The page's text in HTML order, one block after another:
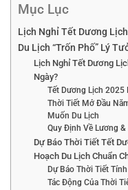
Mục Lục
Lịch Nghỉ Tết Dương
Du Lịch “Trốn Phố” Lý
Lịch Nghỉ Tết Dương
Ngày?
Tết Dương Lịch 2025
Thời Tiết Mở Đầu
Muốn Du Lịch
Quy Định Về Lương
Dự Báo Thời Tiết Tết
Hoạch Du Lịch Chuẩn
Dự Báo Thời Tiết
Tác Động Của Thời